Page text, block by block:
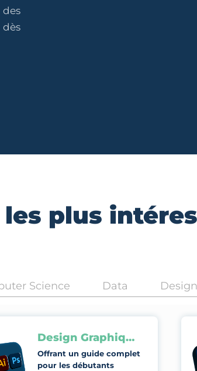
plus
Science Data Design
Design Graphique
Offrant un guide complet
pour les débutants